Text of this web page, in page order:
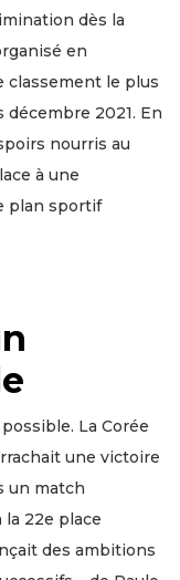
dès la
en
classement le plus
2021. En
nourris au
à une
plan sportif
La Corée
une victoire
un match
22e place
des ambitions